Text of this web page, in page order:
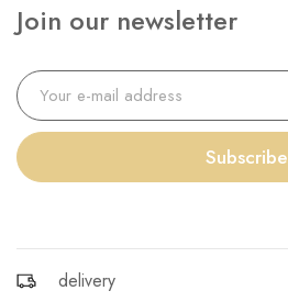
Join our newsletter
Subscribe
delivery